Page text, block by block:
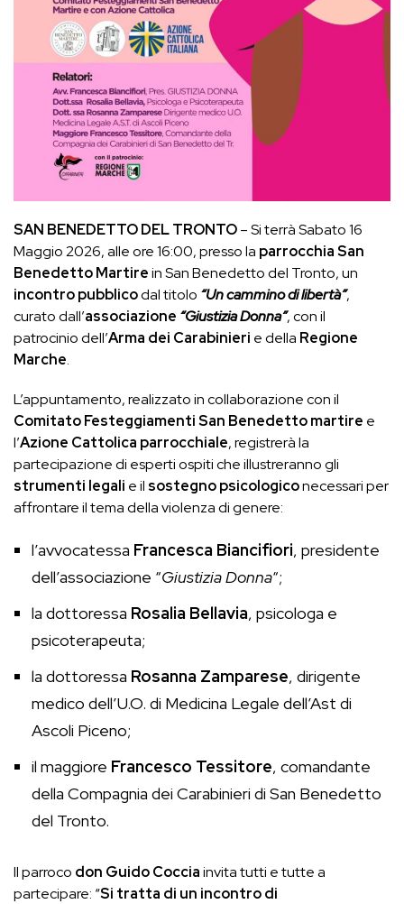
SAN BENEDETTO DEL TRONTO– Si terrà Sabato 16
Maggio 2026, alle ore 16:00, presso la parrocchia San
Benedetto Martirein San Benedetto del Tronto, un
incontro pubblicodal titolo “Un cammino di libertà”,
curato dall’associazione “Giustizia Donna”, con il
patrocinio dell’Arma dei Carabinieri e della Regione
Marche.
L’appuntamento, realizzato in collaborazione con il
Comitato Festeggiamenti San Benedetto martire e
l’Azione Cattolica parrocchiale, registrerà la
partecipazione di esperti ospiti che illustreranno gli
strumenti legali e il sostegno psicologiconecessari per
affrontare il tema della violenza di genere:
l’avvocatessa Francesca Biancifiori, presidente
dell’associazione “Giustizia Donna“;
la dottoressa Rosalia Bellavia, psicologa e
psicoterapeuta;
la dottoressa Rosanna Zamparese, dirigente
medico dell’U.O. di Medicina Legale dell’Ast di
Ascoli Piceno;
il maggiore Francesco Tessitore, comandante
della Compagnia dei Carabinieri di San Benedetto
del Tronto.
Il parroco don Guido Cocciainvita tutti e tutte a
partecipare: “Si tratta di un incontro di